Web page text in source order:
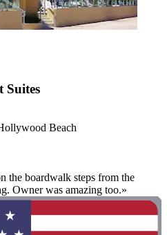
Suites
Beach
the boardwalk steps from the
Owner was amazing too.»